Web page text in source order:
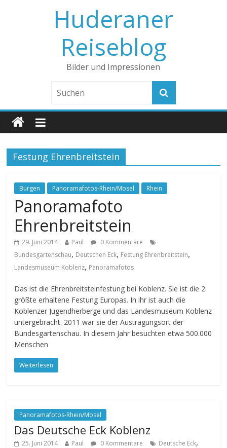
Huderaner
Reiseblog
Bilder und Impressionen
Festung Ehrenbreitstein
Burgen Panoramafotos-Rhein/Mosel Rhein
Panoramafoto
Ehrenbreitstein
29. Juni 2014 Paul
0 Kommentare
Bundesgartenschau, Deutschen Eck, Festung Ehrenbreitstein,
Landesmuseum Koblenz, Panoramafotos
Das ist die Ehrenbreitsteinfestung bei Koblenz. Sie ist die 2.
größte erhaltene Festung Europas. In ihr ist auch die
Koblenzer Jugendherberge und das Landesmuseum Koblenz
untergebracht. 2011 war sie der Austragungsort der
Bundesgartenschau. In diesem Jahr besuchten etwa 500.000
Menschen
Weiterlesen
Panoramafotos-Rhein/Mosel
Das Deutsche Eck Koblenz
25. Juni 2014 Paul 0 Kommentare Deutsche Eck,